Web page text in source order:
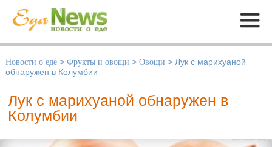
Меню
Новости о еде > Фрукты и овощи > Овощи > Лук с марихуаной
обнаружен в Колумбии
Лук с марихуаной обнаружен в
Колумбии